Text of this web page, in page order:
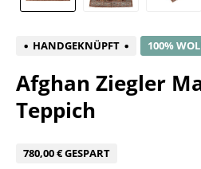
HANDGEKNÜPFT 100%
Afghan Ziegler
Teppich
780,00 € GESPART